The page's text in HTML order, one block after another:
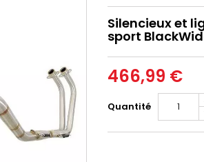
Silencieux et
sport
466,99 €
Quantité